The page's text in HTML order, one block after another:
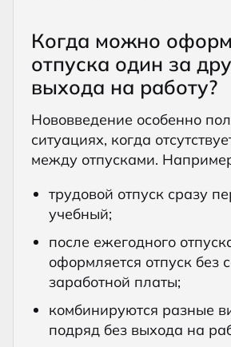
Когда можно
отпуска один за
выхода на работу?
Нововведение особенно
ситуациях, когда
между отпусками.
трудовой отпуск сразу
учебный;
после ежегодного
оформляется отпуск без
заработной платы;
комбинируются разные
подряд без выхода на